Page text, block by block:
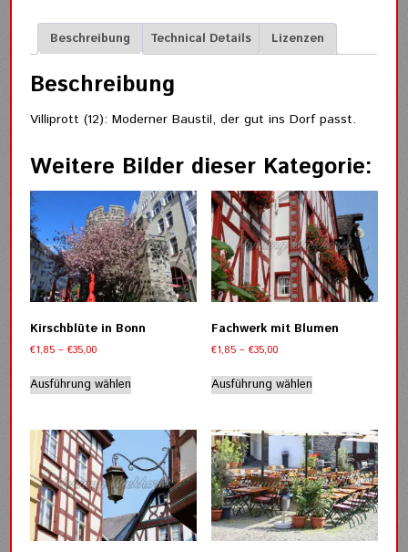
Beschreibung Technical Details Lizenzen
Beschreibung
Villiprott (12): Moderner Baustil, der gut ins Dorf passt.
Weitere Bilder dieser Kategorie:
Kirschblüte in Bonn
€1,85 –€35,00Preisspanne:
bis
€35,00
Ausführung wählen
mehrere
Varianten
auf.
Die
Optionen
können
auf
Fachwerk mit Blumen
€1,85 – €35,00Preisspanne:
bis
€35,00
Ausführung wählenProdukt
Varianten
auf.
Die
Optionen
können
auf